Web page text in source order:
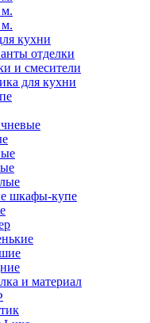
м.
м.
кухни
отделки
и смесители
для кухни
шкафы-купе
и материал